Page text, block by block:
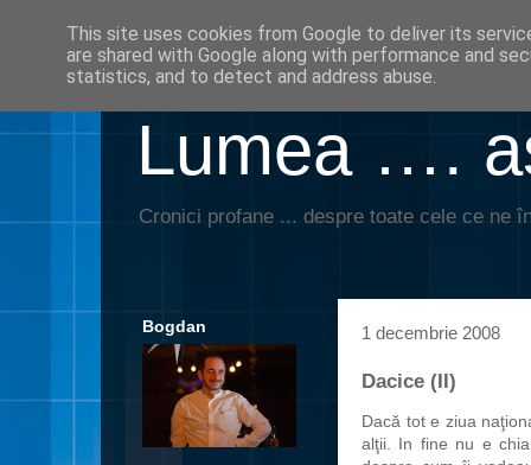
Lumea ….
Cronici profane ... despre toate cele ce ne
1 decembrie 2008
Dacice (II)
Dacă tot e ziua
alţii. In fine nu e
Bogdan
This site uses cookies from Google to deliver its
are shared with Google along with performance and
statistics, and to detect and address abuse.